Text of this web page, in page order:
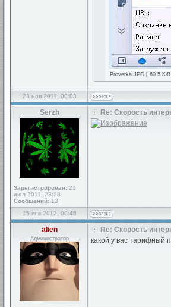
Proverka.JPG [ 60.5
23 ноя 2011, 00:03
Serzh
Зарегистрирован: 21
июл 2011, 23:28
Сообщений: 13
Re: Скорость
15 янв 2012, 00:46
alien
Администратор
Re: Скорость
какой у вас тарифный